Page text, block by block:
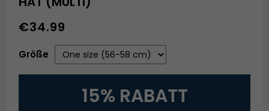
€34.99
Größe
15% RABATT